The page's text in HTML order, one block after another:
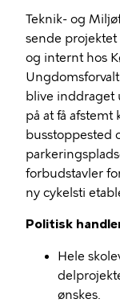
Teknik- og
sende projektet
og internt hos
blive
på at få afstemt
busstoppested
forbudstavler
ny cykelsti
Politisk
Hele
ønskes.